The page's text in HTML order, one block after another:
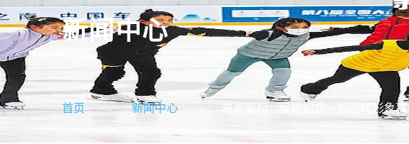
新闻中心
首页 新闻中心 逆袭崛起：吴艳妮凭一招逆转形象